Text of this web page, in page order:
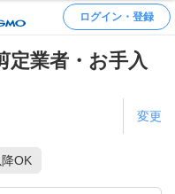
ログイン・登録
定業者・お手入
変更
OK